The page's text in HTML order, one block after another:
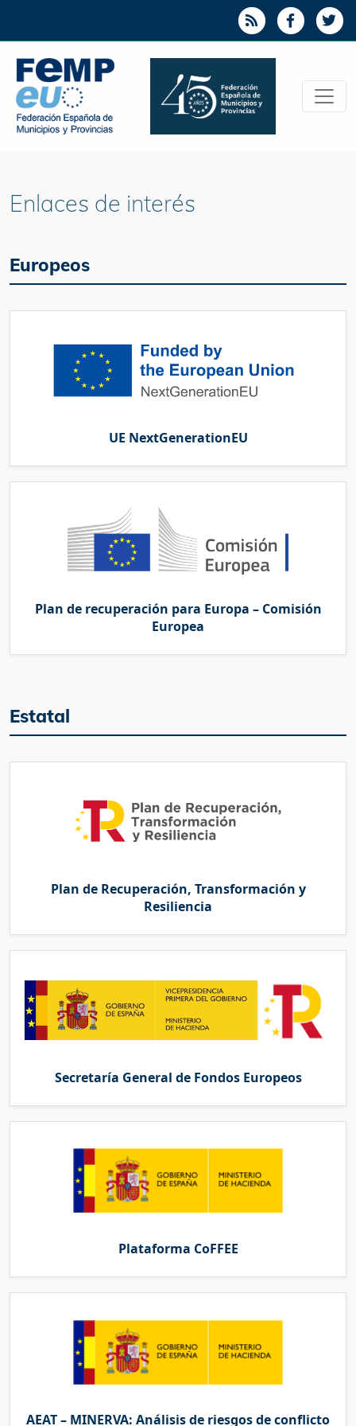
Enlaces de interés
Europeos
UE NextGenerationEU
Plan de recuperación para Europa – Comisión
Europea
Estatal
Plan de Recuperación, Transformación y
Resiliencia
Secretaría General de Fondos Europeos
Plataforma CoFFEE
AEAT – MINERVA: Análisis de riesgos de conflicto